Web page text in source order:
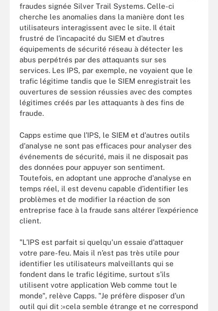
fraudes signée Silver Trail Systems. Celle-ci
cherche les anomalies dans la manière dont les
utilisateurs interagissent avec le site. Il était
frustré de l’incapacité du SIEM et d’autres
équipements de sécurité réseau à détecter les
abus perpétrés par des attaquants sur ses
services. Les IPS, par exemple, ne voyaient que le
trafic légitime tandis que le SIEM enregistrait les
ouvertures de session réussies avec des comptes
légitimes créés par les attaquants à des fins de
fraude.
Capps estime que l’IPS, le SIEM et d'autres outils
d'analyse ne sont pas efficaces pour analyser des
événements de sécurité, mais il ne disposait pas
des données pour appuyer son sentiment.
Toutefois, en adoptant une approche d'analyse en
temps réel, il est devenu capable d’identifier les
problèmes et de modifier la réaction de son
entreprise face à la fraude sans altérer l’expérience
client.
"L’IPS est parfait si quelqu'un essaie d'attaquer
votre pare-feu. Mais il n’est pas très utile pour
identifier les utilisateurs malveillants qui se
fondent dans le trafic légitime, surtout s’ils
utilisent votre application Web comme tout le
monde", relève Capps. "Je préfère disposer d’un
outil qui dit :«cela semble étrange et ne correspond